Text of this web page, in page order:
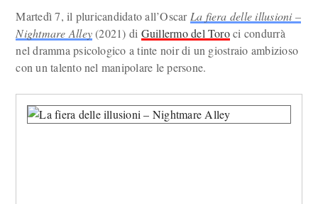
Martedì 7, il pluricandidato all’Oscar La fiera delle illusioni –
Nightmare Alley(2021) di Guillermo del Toroci condurrà
nel dramma psicologico a tinte noir di un giostraio ambizioso
con un talento nel manipolare le persone.